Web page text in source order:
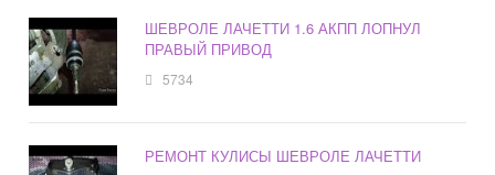
ШЕВРОЛЕ ЛАЧЕТТИ 1.6 АКПП ЛОПНУЛ
ПРАВЫЙ ПРИВОД
5734
РЕМОНТ КУЛИСЫ ШЕВРОЛЕ ЛАЧЕТТИ